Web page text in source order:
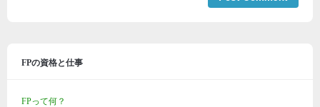
FPの資格と仕事
FPって何？